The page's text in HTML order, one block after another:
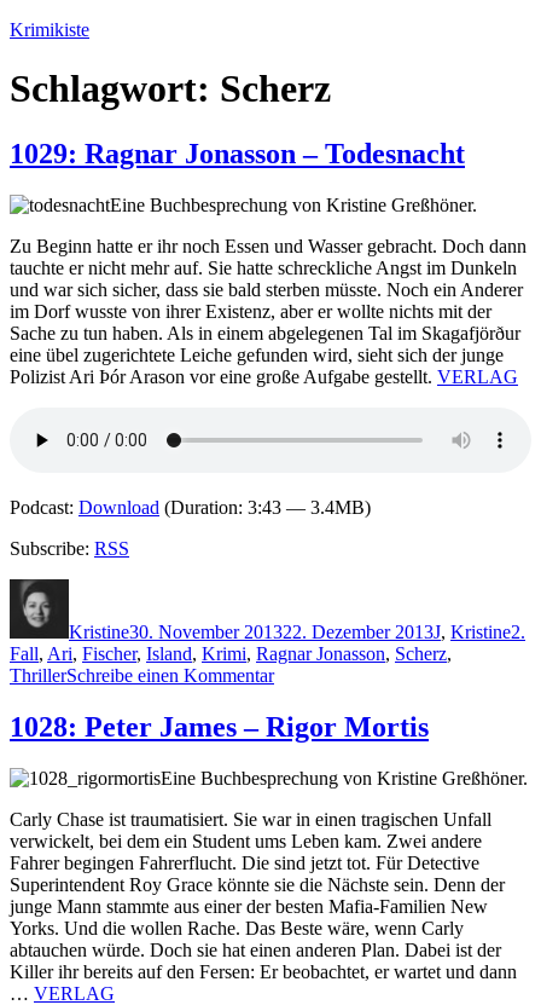
Zum
springen
Krimikiste
Schlagwort: Scherz
1029: Ragnar Jonasson – Todesnacht
Eine Buchbesprechung von Kristine Greßhöner.
Zu Beginn hatte er ihr noch Essen und Wasser gebracht. Doch dann
tauchte er nicht mehr auf. Sie hatte schreckliche Angst im Dunkeln
und war sich sicher, dass sie bald sterben müsste. Noch ein Anderer
im Dorf wusste von ihrer Existenz, aber er wollte nichts mit der
Sache zu tun haben. Als in einem abgelegenen Tal im Skagafjörður
eine übel zugerichtete Leiche gefunden wird, sieht sich der junge
Polizist Ari Þór Arason vor eine große Aufgabe gestellt. VERLAG
Podcast: Download (Duration: 3:43 — 3.4MB)
Subscribe: RSS
Kristine30. November 201322. Dezember 2013J, Kristine2.
Fall, Ari, Fischer, Island, Krimi, Ragnar Jonasson, Scherz,
ThrillerSchreibe einen Kommentarzu
Ragnar
Jonasson
Todesnacht
1028: Peter James – Rigor Mortis
Eine Buchbesprechung von Kristine Greßhöner.
Carly Chase ist traumatisiert. Sie war in einen tragischen Unfall
verwickelt, bei dem ein Student ums Leben kam. Zwei andere
Fahrer begingen Fahrerflucht. Die sind jetzt tot. Für Detective
Superintendent Roy Grace könnte sie die Nächste sein. Denn der
junge Mann stammte aus einer der besten Mafia-Familien New
Yorks. Und die wollen Rache. Das Beste wäre, wenn Carly
abtauchen würde. Doch sie hat einen anderen Plan. Dabei ist der
Killer ihr bereits auf den Fersen: Er beobachtet, er wartet und dann
… VERLAG